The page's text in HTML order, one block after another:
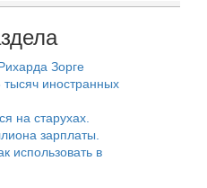
Зорге
иностранных
на старухах.
зарплаты.
использовать в